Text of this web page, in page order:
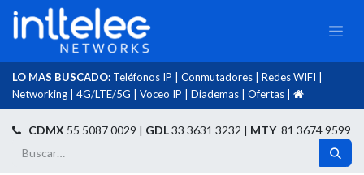
LO MAS BUSCADO: Teléfonos IP Conmutadores Redes WIFI
Networking
4G/LTE/5G Voceo IP Diademas Ofertas
CDMX 55 5087 0029 | GDL33 3631 3232 | MTY81 3674 9599